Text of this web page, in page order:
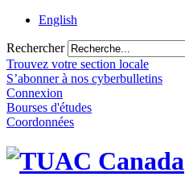
English
Rechercher
Trouvez votre section locale
S’abonner à nos cyberbulletins
Connexion
Bourses d'études
Coordonnées